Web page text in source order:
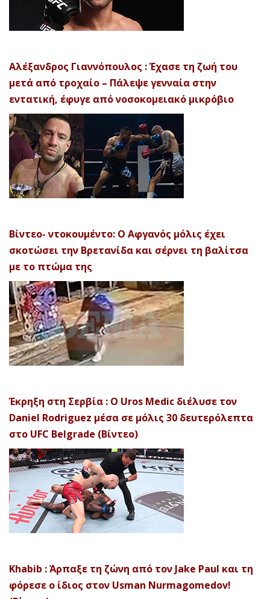
Αλέξανδρος Γιαννόπουλος : Έχασε τη ζωή του
μετά από τροχαίο – Πάλεψε γενναία στην
εντατική, έφυγε από νοσοκομειακό μικρόβιο
Βίντεο- ντοκουμέντο: Ο Αφγανός μόλις έχει
σκοτώσει την Βρετανίδα και σέρνει τη βαλίτσα
με το πτώμα της
Έκρηξη στη Σερβία : Ο Uros Medic διέλυσε τον
Daniel Rodriguez μέσα σε μόλις 30 δευτερόλεπτα
στο UFC Belgrade (Βίντεο)
Khabib : Άρπαξε τη ζώνη από τον Jake Paul και τη
φόρεσε ο ίδιος στον Usman Nurmagomedov!